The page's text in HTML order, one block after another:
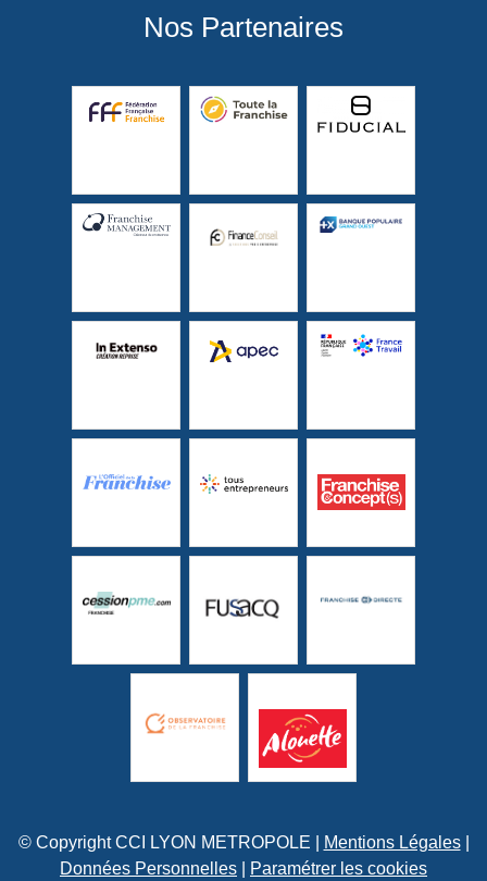
Nos Partenaires
© Copyright CCI LYON METROPOLE | Mentions Légales|
Données Personnelles
Paramétrer les cookies